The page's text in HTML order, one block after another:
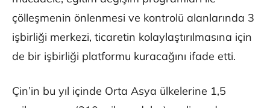
çölleşmenin önlenmesi ve kontrolü alanlarında 3
işbirliği merkezi, ticaretin kolaylaştırılmasına için
de bir işbirliği platformu kuracağını ifade etti.
Çin’in bu yıl içinde Orta Asya ülkelerine 1,5